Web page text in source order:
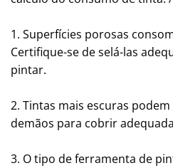
1. Superfícies porosas
Certifique-se de selá-las
pintar.
2. Tintas mais escuras
demãos para cobrir
3. O tipo de ferramenta de